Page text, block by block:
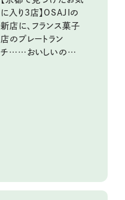
に入り3店】OSAJIの
新店に、フランス菓子
店のプレートラン
チ……おいしいのんび